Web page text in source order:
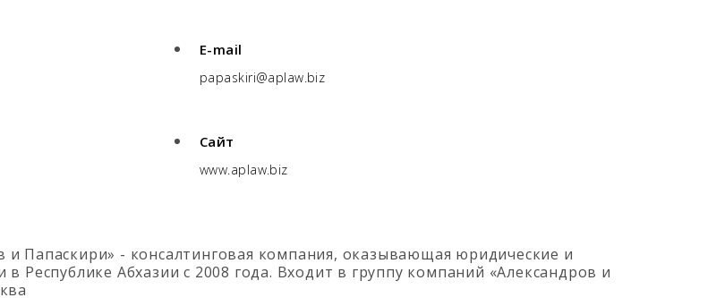
E-mail
papaskiri@aplaw.biz
Сайт
www.aplaw.biz
и Папаскири» - консалтинговая компания, оказывающая юридические и
в Республике Абхазии с 2008 года. Входит в группу компаний «Александров и